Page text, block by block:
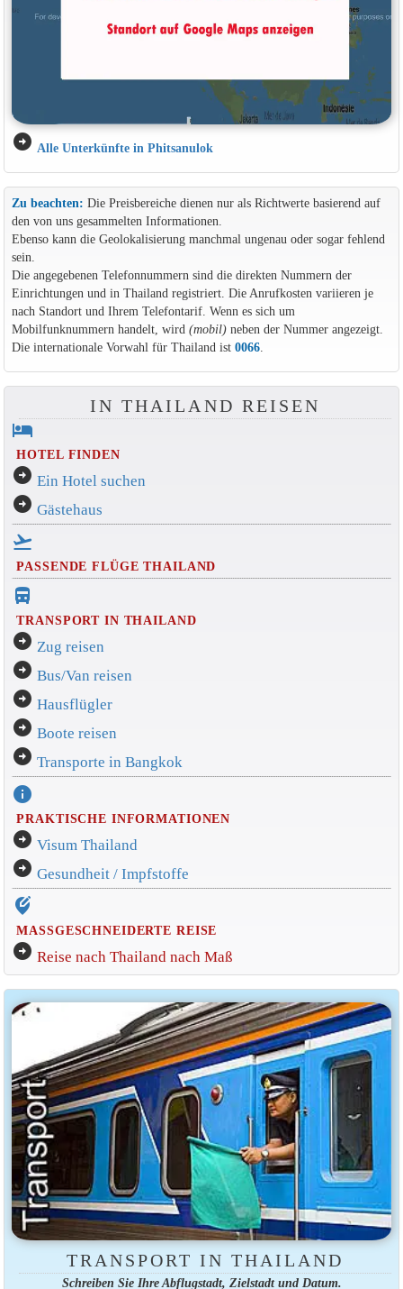
arrow_circle_right Alle Unterkünfte in Phitsanulok
Zu beachten: Die Preisbereiche dienen nur als Richtwerte basierend auf
den von uns gesammelten Informationen.
Ebenso kann die Geolokalisierung manchmal ungenau oder sogar fehlend
sein.
Die angegebenen Telefonnummern sind die direkten Nummern der
Einrichtungen und in Thailand registriert. Die Anrufkosten variieren je
nach Standort und Ihrem Telefontarif. Wenn es sich um
Mobilfunknummern handelt, wird (mobil)neben der Nummer angezeigt.
Die internationale Vorwahl für Thailand ist 0066.
IN THAILAND REISEN
hotel
HOTEL FINDEN
arrow_circle_right Ein Hotel suchen
arrow_circle_right Gästehaus
flight_takeoff
PASSENDE FLÜGE THAILAND
directions_bus_filled
TRANSPORT IN THAILAND
arrow_circle_right Zug reisen
arrow_circle_right Bus/Van reisen
arrow_circle_right Hausflügler
arrow_circle_right Boote reisen
arrow_circle_right Transporte in Bangkok
info
PRAKTISCHE INFORMATIONEN
arrow_circle_right Visum Thailand
arrow_circle_right Gesundheit / Impfstoffe
edit_location_alt
MASSGESCHNEIDERTE REISE
arrow_circle_right Reise nach Thailand nach Maß
TRANSPORT IN THAILAND
Schreiben Sie Ihre Abflugstadt, Zielstadt und Datum.